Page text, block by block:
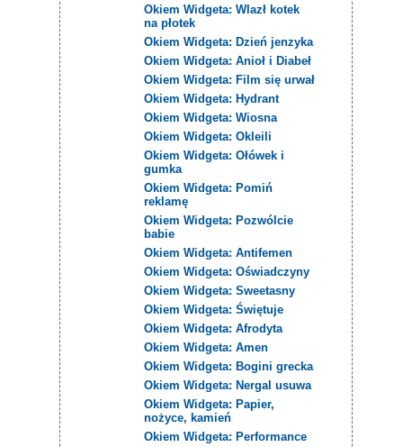
Okiem Widgeta: Wlazł kotek
na płotek
Okiem Widgeta: Dzień jenzyka
Okiem Widgeta: Anioł i Diabeł
Okiem Widgeta: Film się urwał
Okiem Widgeta: Hydrant
Okiem Widgeta: Wiosna
Okiem Widgeta: Okleili
Okiem Widgeta: Ołówek i
gumka
Okiem Widgeta: Pomiń
reklamę
Okiem Widgeta: Pozwólcie
babie
Okiem Widgeta: Antifemen
Okiem Widgeta: Oświadczyny
Okiem Widgeta: Sweetasny
Okiem Widgeta: Świętuje
Okiem Widgeta: Afrodyta
Okiem Widgeta: Amen
Okiem Widgeta: Bogini grecka
Okiem Widgeta: Nergal usuwa
Okiem Widgeta: Papier,
nożyce, kamień
Okiem Widgeta: Performance